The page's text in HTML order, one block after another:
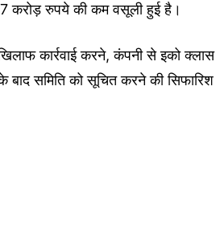
करोड़ रुपये की कम वसूली हुई है।
कार्रवाई करने, कंपनी से इको
समिति को सूचित करने की सिफारिश